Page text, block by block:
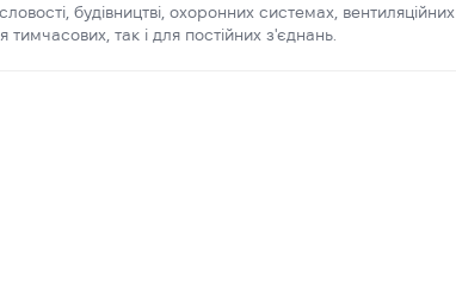
будівництві, охоронних системах, вентиляційних
тимчасових, так і для постійних з'єднань.